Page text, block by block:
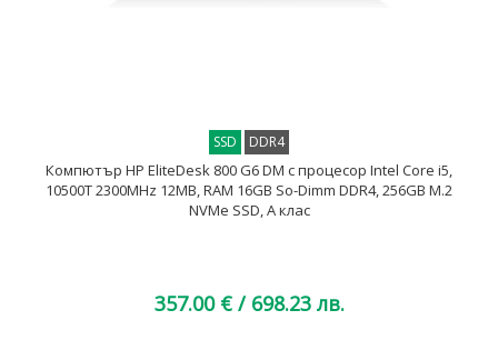
SSD DDR4
Компютър HP EliteDesk 800 G6 DM с процесор Intel Core i5,
10500T 2300MHz 12MB, RAM 16GB So-Dimm DDR4, 256GB M.2
NVMe SSD, A клас
357.00 € / 698.23 лв.